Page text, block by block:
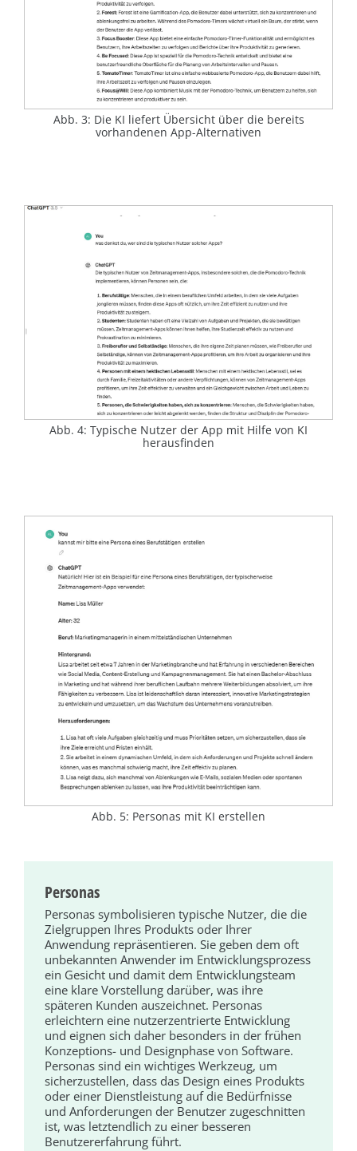
Abb. 3: Die KI liefert Übersicht über die bereits
vorhandenen App-Alternativen
Abb. 4: Typische Nutzer der App mit Hilfe von KI
herausfinden
Abb. 5: Personas mit KI erstellen
Personas
Personas symbolisieren typische Nutzer, die die
Zielgruppen Ihres Produkts oder Ihrer
Anwendung repräsentieren. Sie geben dem oft
unbekannten Anwender im Entwicklungsprozess
ein Gesicht und damit dem Entwicklungsteam
eine klare Vorstellung darüber, was ihre
späteren Kunden auszeichnet. Personas
erleichtern eine nutzerzentrierte Entwicklung
und eignen sich daher besonders in der frühen
Konzeptions- und Designphase von Software.
Personas sind ein wichtiges Werkzeug, um
sicherzustellen, dass das Design eines Produkts
oder einer Dienstleistung auf die Bedürfnisse
und Anforderungen der Benutzer zugeschnitten
ist, was letztendlich zu einer besseren
Benutzererfahrung führt.